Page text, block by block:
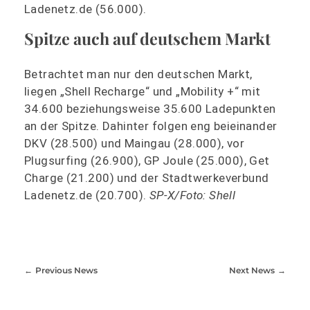
Ladenetz.de (56.000).
Spitze auch auf deutschem Markt
Betrachtet man nur den deutschen Markt,
liegen „Shell Recharge“ und „Mobility +“ mit
34.600 beziehungsweise 35.600 Ladepunkten
an der Spitze. Dahinter folgen eng beieinander
DKV (28.500) und Maingau (28.000), vor
Plugsurfing (26.900), GP Joule (25.000), Get
Charge (21.200) und der Stadtwerkeverbund
Ladenetz.de (20.700). SP-X/Foto: Shell
Previous News Next News